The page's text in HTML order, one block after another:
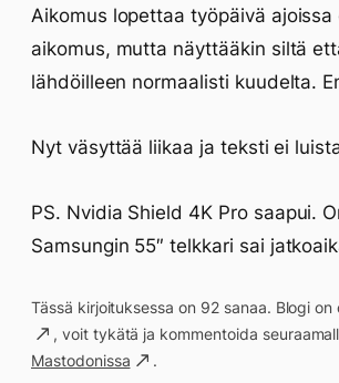
Aikomus lopettaa työpäivä ajoissa
aikomus, mutta näyttääkin siltä
lähdöilleen normaalisti kuudelta.
Nyt väsyttää liikaa ja teksti ei
PS. Nvidia Shield 4K Pro saapui.
Samsungin 55″ telkkari sai
Tässä kirjoituksessa on 92 sanaa. Blogi on
, voit tykätä ja kommentoida
Mastodonissa
.